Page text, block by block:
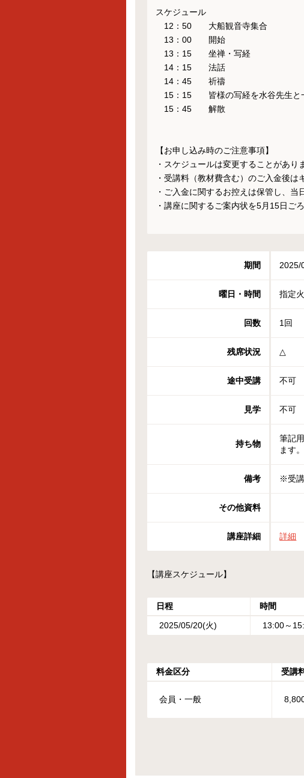
スケジュール
12：50　　大船観音寺集合
13：00　　開始
13：15　　坐禅・写経
14：15　　法話
14：45　　祈禱
15：15　　皆様の写経を水谷先生と
15：45　　解散
【お申し込み時のご注意事項】
・スケジュールは変更することがあり
・受講料（教材費含む）のご入金後は
・ご入金に関するお控えは保管し、当
・講座に関するご案内状を5月15日ご
期間 2025/
曜日・時間 指定
回数 1回
残席状況 △
途中受講 不可
見学 不可
持ち物
筆記
ます。
備考 ※受講
その他資料
講座詳細 詳細
【講座スケジュール】
日程 時間
2025/05/20(火)
13:00～
料金区分 受講
会員・一般